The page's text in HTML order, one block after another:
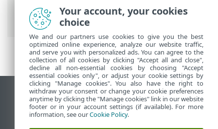
Business Security>Utilisation de ESET
Small Business Security
Afficher le site pour ordinateur de bureau
End of Life
Base de connaissances ESET
Your account, your cookies
choice
We and our partners use cookies to give you the best
optimized online experience, analyze our website traffic,
and serve you with personalized ads. You can agree to the
collection of all cookies by clicking "Accept all and close",
decline all non-essential cookies by choosing "Accept
essential cookies only", or adjust your cookie settings by
clicking "Manage cookies". You also have the right to
withdraw your consent or change your cookie preferences
anytime by clicking the "Manage cookies" link in our website
footer or in your account settings (if available). For more
information, see ourCookie Policy.